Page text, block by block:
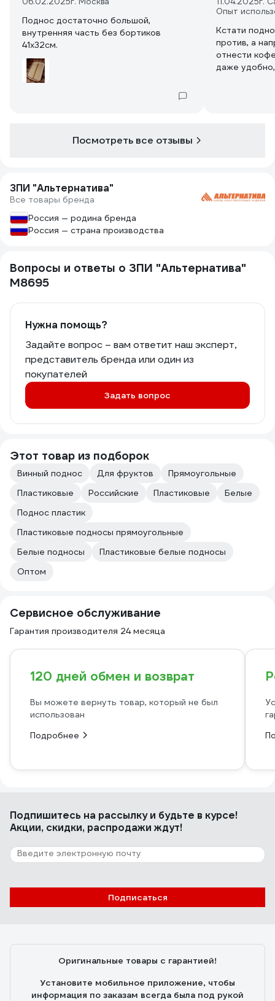
Поднос достаточно большой,
внутренняя часть без бортиков
41х32см.
Опыт
Кстати
против, а
отнести
даже
Посмотреть все отзывы
ЗПИ "Альтернатива"
Все товары бренда
Россия — родина бренда
Россия — страна производства
Вопросы и ответы о ЗПИ "Альтернатива"
М8695
Нужна помощь?
Задайте вопрос – вам ответит наш эксперт,
представитель бренда или один из
покупателей
Задать вопрос
Этот товар из подборок
Винный поднос Для фруктов
Прямоугольные
Пластиковые
Российские Пластиковые
Белые
Поднос пластик
Пластиковые подносы прямоугольные
Белые подносы
Пластиковые белые подносы
Оптом
Сервисное обслуживание
Гарантия производителя 24 месяца
120 дней обмен и возврат
Вы можете вернуть товар, который не был
использован
Подробнее
Подпишитесь на рассылкуи будьте в курсе!
Акции, скидки, распродажи ждут!
Подписаться
Оригинальные товары с гарантией!
Установите мобильное приложение, чтобы
информация по заказам всегда была под рукой